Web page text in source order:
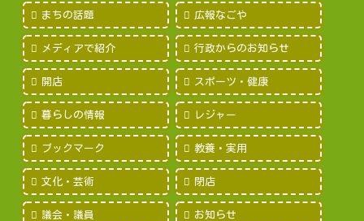
まちの話題 広報なごや
メディアで紹介 行政からのお知らせ
開店 スポーツ・健康
暮らしの情報 レジャー
ブックマーク 教養・実用
文化・芸術 閉店
議会・議員 お知らせ